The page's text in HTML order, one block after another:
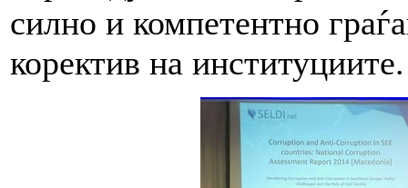
силно и компетентно
коректив на институциите.